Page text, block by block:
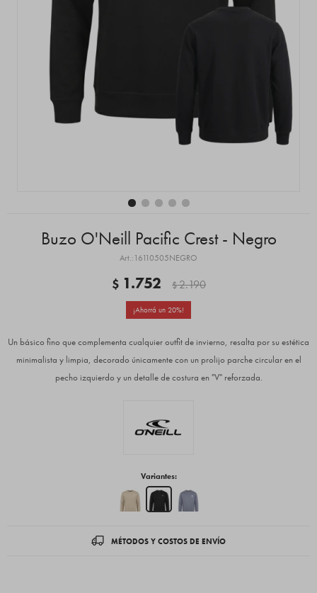
Buzo O'Neill Pacific Crest - Negro
16110505NEGRO
$ 1.752 $2.190
20
Un básico fino que complementa cualquier outfit de invierno, resalta por su estética
minimalista y limpia, decorado únicamente con un prolijo parche circular en el
pecho izquierdo y un detalle de costura en "V" reforzada.
Variantes:
MÉTODOS Y COSTOS DE ENVÍO